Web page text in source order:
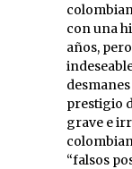
con una
años,
prestigio
grave e
“falsos